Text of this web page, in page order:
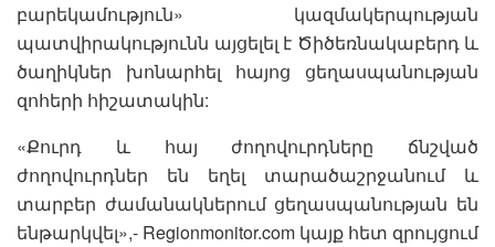
բարեկամություն» կազմակերպության
պատվիրակությունն այցելել է Ծիծեռնակաբերդ և
ծաղիկներ խոնարհել հայոց ցեղասպանության
զոհերի հիշատակին:
«Քուրդ և հայ ժողովուրդները ճնշված
ժողովուրդներ են եղել տարածաշրջանում և
տարբեր ժամանակներում ցեղասպանության են
ենթարկվել»,- Regionmonitor.com կայք հետ զրույցում